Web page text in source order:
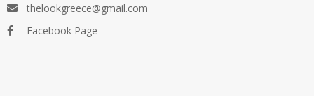
thelookgreece@gmail.com
Facebook Page